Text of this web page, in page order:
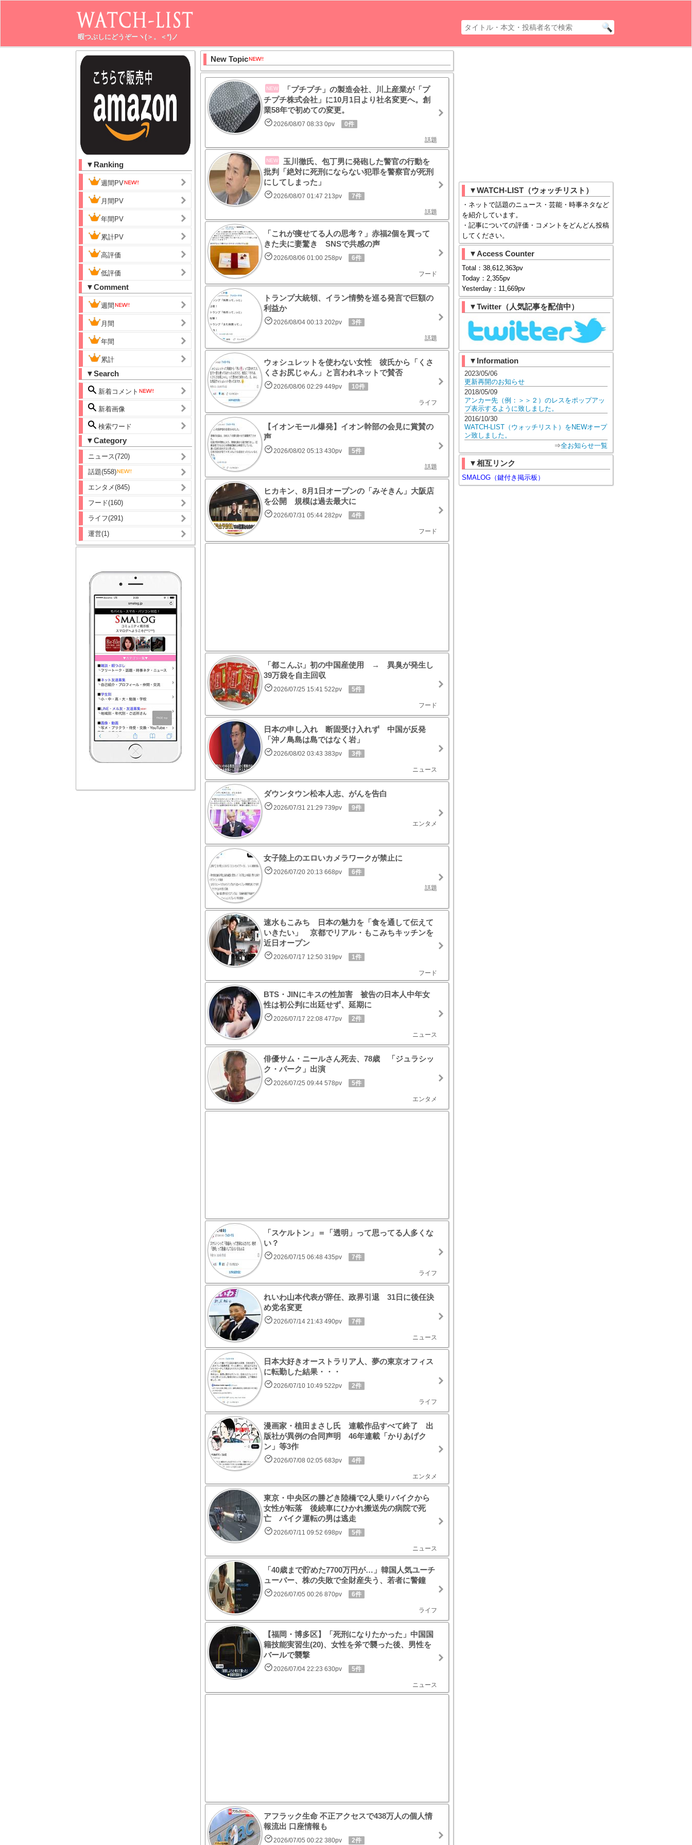
暇つぶしにどうぞーヽ(＞。＜*)ノ
▼Ranking
週間PV
月間PV
年間PV
累計PV
高評価
低評価
▼Comment
週間
月間
年間
累計
▼Search
新着コメント
新着画像
検索ワード
▼Category
ニュース(720)
話題(558)
エンタメ(845)
フード(160)
ライフ(291)
運営(1)
New Topic
NEW
「プチプチ」の製造会社、川上産業が「プ
チプチ株式会社」に10月1日より社名変更へ。創
業58年で初めての変更。
2026/08/07 08:33 0pv 0件
話題
NEW
玉川徹氏、包丁男に発砲した警官の行動を
批判「絶対に死刑にならない犯罪を警察官が死刑
にしてしまった」
2026/08/07 01:47 213pv 7件
話題
「これが痩せてる人の思考？」赤福2個を買って
きた夫に妻驚き SNSで共感の声
2026/08/06 01:00 258pv 6件
フード
トランプ大統領、イラン情勢を巡る発言で巨額の
利益か
2026/08/04 00:13 202pv 3件
話題
ウォシュレットを使わない女性 彼氏から「くさ
くさお尻じゃん」と言われネットで賛否
2026/08/06 02:29 449pv 10件
ライフ
【イオンモール爆発】イオン幹部の会見に賞賛の
声
2026/08/02 05:13 430pv 5件
話題
ヒカキン、8月1日オープンの「みそきん」大阪店
を公開 規模は過去最大に
2026/07/31 05:44 282pv 4件
フード
「都こんぶ」初の中国産使用 → 異臭が発生し
39万袋を自主回収
2026/07/25 15:41 522pv 5件
フード
日本の申し入れ 断固受け入れず 中国が反発
「沖ノ鳥島は島ではなく岩」
2026/08/02 03:43 383pv 3件
ニュース
ダウンタウン松本人志、がんを告白
2026/07/31 21:29 739pv 9件
エンタメ
女子陸上のエロいカメラワークが禁止に
2026/07/20 20:13 668pv 6件
話題
速水もこみち 日本の魅力を「食を通して伝えて
いきたい」 京都でリアル・もこみちキッチンを
近日オープン
2026/07/17 12:50 319pv 1件
フード
BTS・JINにキスの性加害 被告の日本人中年女
性は初公判に出廷せず、延期に
2026/07/17 22:08 477pv 2件
ニュース
俳優サム・ニールさん死去、78歳 「ジュラシッ
ク・パーク」出演
2026/07/25 09:44 578pv 5件
エンタメ
「スケルトン」＝「透明」って思ってる人多くな
い？
2026/07/15 06:48 435pv 7件
ライフ
れいわ山本代表が辞任、政界引退 31日に後任決
め党名変更
2026/07/14 21:43 490pv 7件
ニュース
日本大好きオーストラリア人、夢の東京オフィス
に転勤した結果・・・
2026/07/10 10:49 522pv 2件
ライフ
漫画家・植田まさし氏 連載作品すべて終了 出
版社が異例の合同声明 46年連載「かりあげク
ン」等3作
2026/07/08 02:05 683pv 4件
エンタメ
東京・中央区の勝どき陸橋で2人乗りバイクから
女性が転落 後続車にひかれ搬送先の病院で死
亡 バイク運転の男は逃走
2026/07/11 09:52 698pv 5件
ニュース
「40歳まで貯めた7700万円が…」韓国人気ユーチ
ューバー、株の失敗で全財産失う、若者に警鐘
2026/07/05 00:26 870pv 6件
ライフ
【福岡・博多区】「死刑になりたかった」中国国
籍技能実習生(20)、女性を斧で襲った後、男性を
バールで襲撃
2026/07/04 22:23 630pv 5件
ニュース
アフラック生命 不正アクセスで438万人の個人情
報流出 口座情報も
2026/07/05 00:22 380pv 2件
▼WATCH-LIST（ウォッチリスト）
・ネットで話題のニュース・芸能・時事ネタなど
を紹介しています。
・記事についての評価・コメントをどんどん投稿
してください。
▼Access Counter
Total：38,612,363pv
Today：2,355pv
Yesterday：11,669pv
▼Twitter（人気記事を配信中）
▼Information
2023/05/06
更新再開のお知らせ
2018/05/09
アンカー先（例：＞＞２）のレスをポップアッ
プ表示するように致しました。
2016/10/30
WATCH-LIST（ウォッチリスト）をNEWオープ
ン致しました。
⇒全お知らせ一覧
▼相互リンク
SMALOG（鍵付き掲示板）